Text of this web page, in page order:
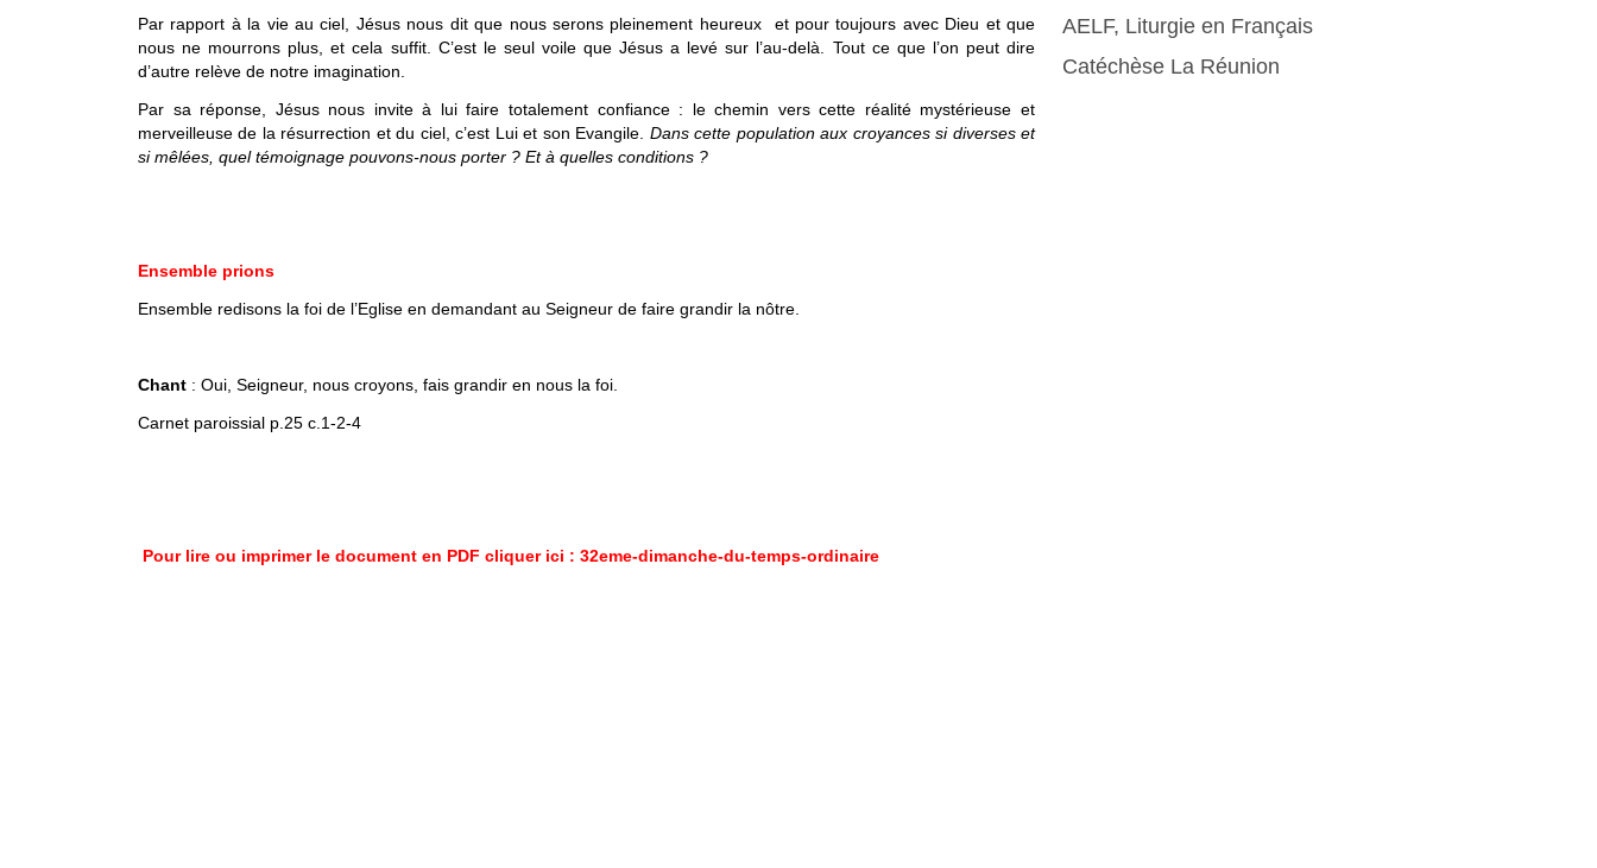
Par rapport à la vie au ciel, Jésus nous dit que nous serons pleinement heureux et pour toujours avec Dieu et que
nous ne mourrons plus, et cela suffit. C’est le seul voile que Jésus a levé sur l’au-delà. Tout ce que l’on peut dire
d’autre relève de notre imagination.
Par sa réponse, Jésus nous invite à lui faire totalement confiance : le chemin vers cette réalité mystérieuse et
merveilleuse de la résurrection et du ciel, c’est Lui et son Evangile. Dans cette population aux croyances si diverses et
si mêlées, quel témoignage pouvons-nous porter ? Et à quelles conditions ?
Ensemble prions
Ensemble redisons la foi de l’Eglise en demandant au Seigneur de faire grandir la nôtre.
Chant : Oui, Seigneur, nous croyons, fais grandir en nous la foi.
Carnet paroissial p.25 c.1-2-4
Pour lire ou imprimer le document en PDF cliquer ici : 32eme-dimanche-du-temps-ordinaire
AELF, Liturgie en Français
Catéchèse La Réunion